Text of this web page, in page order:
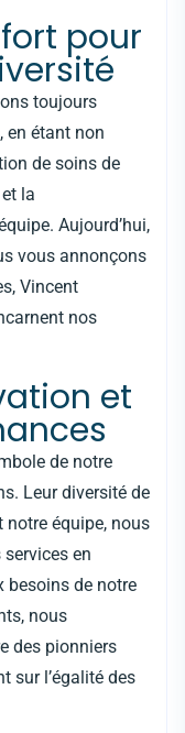
pour
toujours
en étant non
de soins de
la
Aujourd’hui,
vous annonçons
Vincent
nos
et
de notre
Leur diversité de
notre équipe, nous
en
besoins de notre
nous
des pionniers
sur l’égalité des